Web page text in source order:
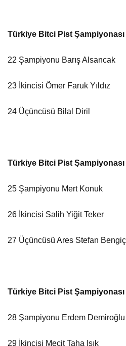
Türkiye Bitci Pist Şampiyonası
22 Şampiyonu Barış Alsancak
23 İkincisi Ömer Faruk Yıldız
24 Üçüncüsü Bilal Diril
Türkiye Bitci Pist Şampiyonası
25 Şampiyonu Mert Konuk
26 İkincisi Salih Yiğit Teker
27 Üçüncüsü Ares Stefan Bengiç
Türkiye Bitci Pist
28 Şampiyonu Erdem Demiroğlu
29 İkincisi Mecit Taha Işık